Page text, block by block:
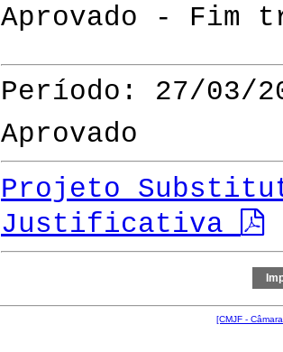
Aprovado - Fim
Período: 27/03/
Aprovado
Projeto
Justificativa
[CMJF -